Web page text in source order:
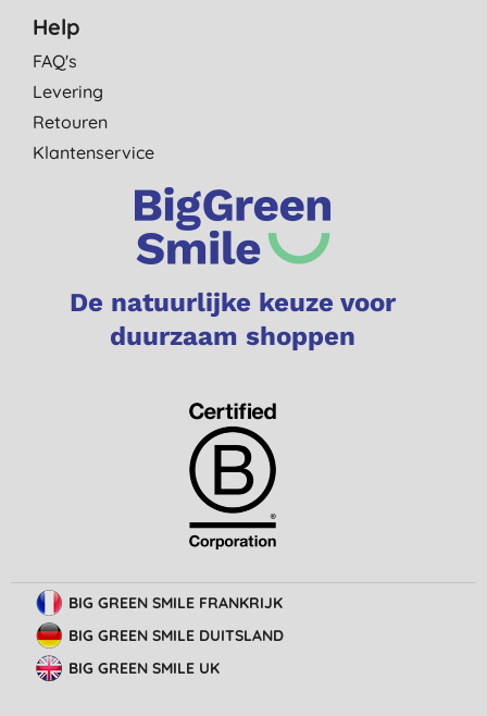
Help
FAQ's
Levering
Retouren
Klantenservice
De natuurlijke keuze voor
duurzaam shoppen
BIG GREEN SMILE FRANKRIJK
BIG GREEN SMILE DUITSLAND
BIG GREEN SMILE UK